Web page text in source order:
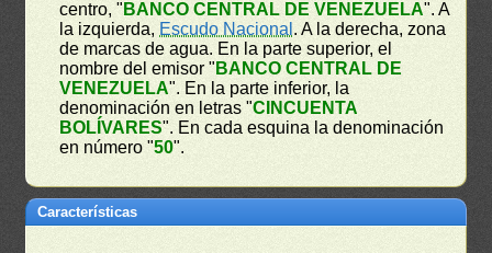
centro, " BANCO CENTRAL DE VENEZUELA". A
la izquierda, Escudo Nacional . A la derecha, zona
de marcas de agua. En la parte superior, el
nombre del emisor " BANCO CENTRAL DE
VENEZUELA". En la parte inferior, la
denominación en letras "CINCUENTA
BOLÍVARES". En cada esquina la denominación
en número "50".
Características